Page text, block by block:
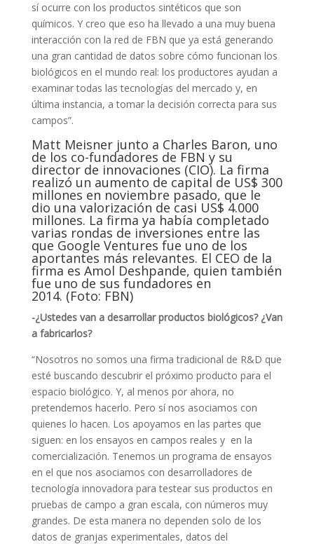
sí ocurre con los productos sintéticos que son
químicos. Y creo que eso ha llevado a una muy buena
interacción con la red de FBN que ya está generando
una gran cantidad de datos sobre cómo funcionan los
biológicos en el mundo real: los productores ayudan a
examinar todas las tecnologías del mercado y, en
última instancia, a tomar la decisión correcta para sus
campos”.
Matt Meisner junto a Charles Baron, uno
de los co-fundadores de FBN y su
director de innovaciones (CIO). La firma
realizó un aumento de capital de US$ 300
millones en noviembre pasado, que le
dio una valorización de casi US$ 4.000
millones. La firma ya había completado
varias rondas de inversiones entre las
que Google Ventures fue uno de los
aportantes más relevantes. El CEO de la
firma es Amol Deshpande, quien también
fue uno de sus fundadores en
2014. (Foto: FBN)
-¿Ustedes van a desarrollar productos biológicos? ¿Van
a fabricarlos?
“Nosotros no somos una firma tradicional de R&D que
esté buscando descubrir el próximo producto para el
espacio biológico. Y, al menos por ahora, no
pretendemos hacerlo. Pero sí nos asociamos con
quienes lo hacen. Los apoyamos en las partes que
siguen: en los ensayos en campos reales y en la
comercialización. Tenemos un programa de ensayos
en el que nos asociamos con desarrolladores de
tecnología innovadora para testear sus productos en
pruebas de campo a gran escala, con números muy
grandes. De esta manera no dependen solo de los
datos de granjas experimentales, datos del